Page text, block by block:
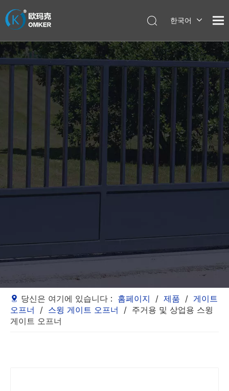
한국어
العربية
당신은 여기에 있습니다 : 홈페이지 / 제품 / 게이트
오프너
/ 스윙 게이트 오프너 / 주거용 및 상업용 스윙
게이트 오프너